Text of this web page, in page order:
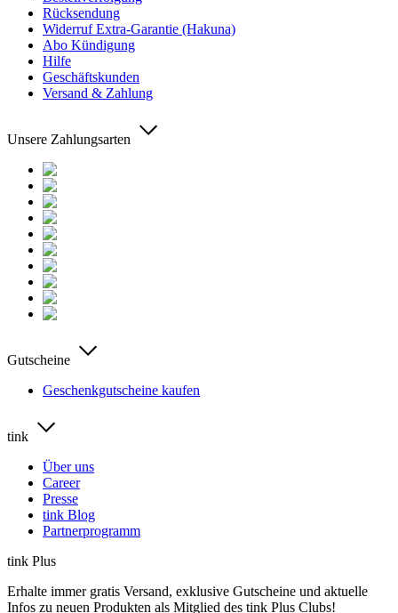
Rücksendung
Widerruf Extra-Garantie (Hakuna)
Abo Kündigung
Hilfe
Geschäftskunden
Versand & Zahlung
Unsere Zahlungsarten
Gutscheine
Geschenkgutscheine kaufen
tink
Über uns
Career
Presse
tink Blog
Partnerprogramm
tink Plus
Erhalte immer gratis Versand, exklusive Gutscheine und aktuelle
Infos zu neuen Produkten als Mitglied des tink Plus Clubs!